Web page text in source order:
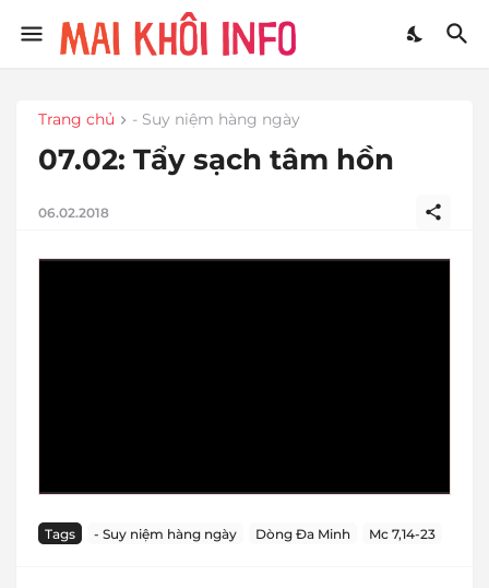
Trang chủ - Suy niệm hàng ngày
07.02: Tẩy sạch tâm hồn
06.02.2018
Tags - Suy niệm hàng ngày Dòng Đa Minh Mc 7,14-23